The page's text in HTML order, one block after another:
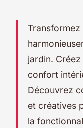
jardin.
confort
Découvrez
et créatives
la